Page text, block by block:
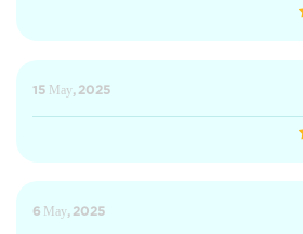
15 May, 2025
6 May, 2025